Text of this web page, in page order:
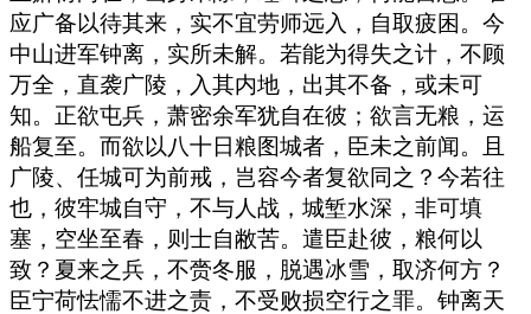
应广备以待其来，实不宜劳师远入，自取疲困。今
中山进军钟离，实所未解。若能为得失之计，不顾
万全，直袭广陵，入其内地，出其不备，或未可
知。正欲屯兵，萧密余军犹自在彼；欲言无粮，运
船复至。而欲以八十日粮图城者，臣未之前闻。且
广陵、任城可为前戒，岂容今者复欲同之？今若往
也，彼牢城自守，不与人战，城堑水深，非可填
塞，空坐至春，则士自敝苦。遣臣赴彼，粮何以
致？夏来之兵，不赍冬服，脱遇冰雪，取济何方？
臣宁荷怯懦不进之责，不受败损空行之罪。钟离天